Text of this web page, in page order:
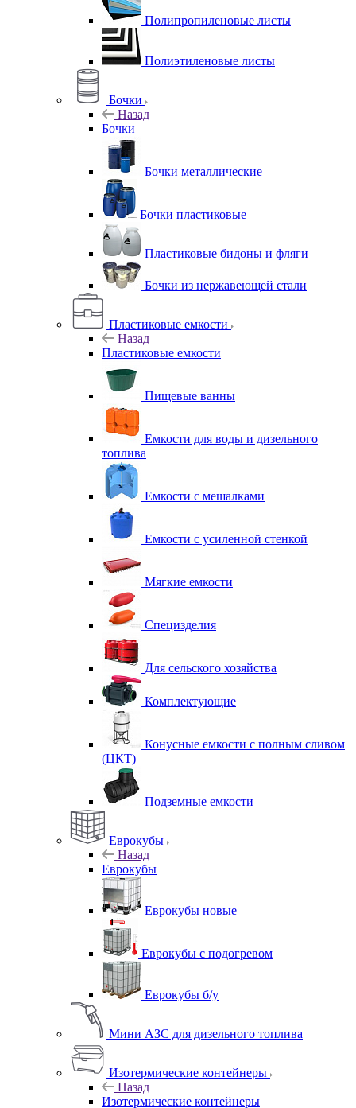
Полипропиленовые листы
Полиэтиленовые листы
Бочки
Назад
Бочки
Бочки металлические
Бочки пластиковые
Пластиковые бидоны и фляги
Бочки из нержавеющей стали
Пластиковые емкости
Назад
Пластиковые емкости
Пищевые ванны
Емкости для воды и дизельного
топлива
Емкости с мешалками
Емкости с усиленной стенкой
Мягкие емкости
Специзделия
Для сельского хозяйства
Комплектующие
Конусные емкости с полным сливом
(ЦКТ)
Подземные емкости
Еврокубы
Назад
Еврокубы
Еврокубы новые
Еврокубы с подогревом
Еврокубы б/у
Мини АЗС для дизельного топлива
Изотермические контейнеры
Назад
Изотермические контейнеры